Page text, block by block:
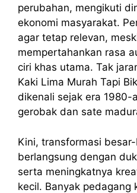
perubahan, mengikuti
ekonomi masyarakat.
agar tetap relevan,
mempertahankan rasa
ciri khas utama. Tak
Kaki Lima Murah Tapi
dikenali sejak era 1980-
gerobak dan sate
Kini, transformasi
berlangsung dengan
serta meningkatnya
kecil. Banyak pedagang